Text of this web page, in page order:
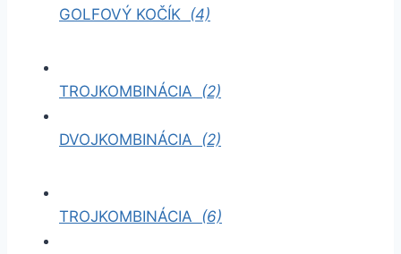
GOLFOVÝ KOČÍK (4)
TROJKOMBINÁCIA (2)
DVOJKOMBINÁCIA (2)
TROJKOMBINÁCIA (6)